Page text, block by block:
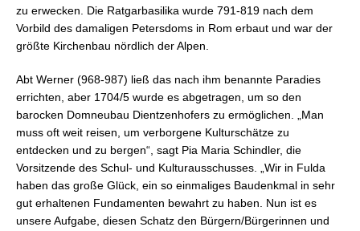
zu erwecken. Die Ratgarbasilika wurde 791-819 nach dem
Vorbild des damaligen Petersdoms in Rom erbaut und war der
größte Kirchenbau nördlich der Alpen.
Abt Werner (968-987) ließ das nach ihm benannte Paradies
errichten, aber 1704/5 wurde es abgetragen, um so den
barocken Domneubau Dientzenhofers zu ermöglichen. „Man
muss oft weit reisen, um verborgene Kulturschätze zu
entdecken und zu bergen“, sagt Pia Maria Schindler, die
Vorsitzende des Schul- und Kulturausschusses. „Wir in Fulda
haben das große Glück, ein so einmaliges Baudenkmal in sehr
gut erhaltenen Fundamenten bewahrt zu haben. Nun ist es
unsere Aufgabe, diesen Schatz den Bürgern/Bürgerinnen und